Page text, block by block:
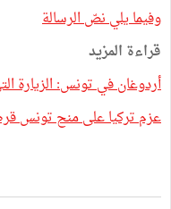
وفيما يلي نصّ الرسالة
قراءة المزيد
أردوغان في تونس: الزيارة
عزم تركيا على منح تونس قرضا بقيمة 300